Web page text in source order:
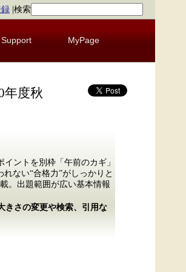
検索
Support MyPage
年度秋
ントを別枠「午前のカギ」
ない“合格力”がしっかりと
。出題範囲が広い基本情報
きさの変更や検索、引用な